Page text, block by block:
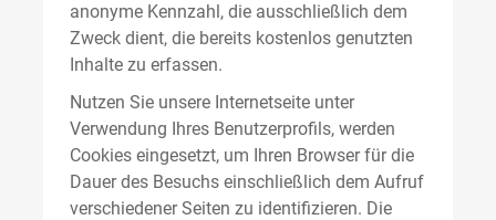
anonyme Kennzahl, die ausschließlich dem
Zweck dient, die bereits kostenlos genutzten
Inhalte zu erfassen.
Nutzen Sie unsere Internetseite unter
Verwendung Ihres Benutzerprofils, werden
Cookies eingesetzt, um Ihren Browser für die
Dauer des Besuchs einschließlich dem Aufruf
verschiedener Seiten zu identifizieren. Die